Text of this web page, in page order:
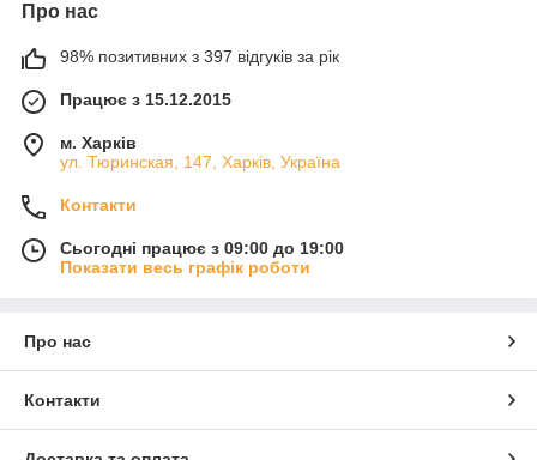
Про нас
98% позитивних з 397 відгуків за рік
Працює з 15.12.2015
м. Харків
ул. Тюринская, 147, Харків, Україна
Контакти
Сьогодні працює з 09:00 до 19:00
Показати весь графік роботи
Про нас
Контакти